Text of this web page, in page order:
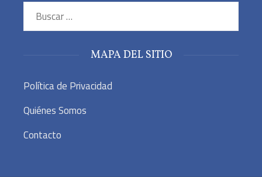
Buscar:
MAPA DEL SITIO
Política de Privacidad
Quiénes Somos
Contacto